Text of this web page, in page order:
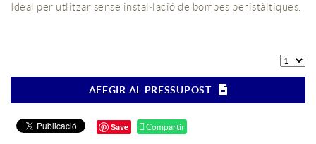
Ideal per utlitzar sense instal·lació de bombes peristàltiques.
AFEGIR AL PRESSUPOST
Save Compartir